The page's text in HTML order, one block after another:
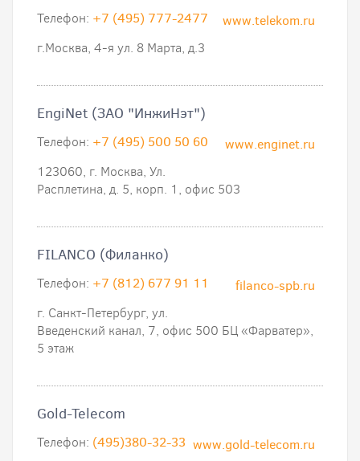
www.telekom.ru
Телефон: +7 (495) 777-2477
г.Москва, 4-я ул. 8 Марта, д.3
EngiNet (ЗАО "ИнжиНэт")
www.enginet.ru
Телефон: +7 (495) 500 50 60
123060, г. Москва, Ул.
Расплетина, д. 5, корп. 1, офис 503
FILANCO (Филанко)
filanco-spb.ru
Телефон: +7 (812) 677 91 11
г. Санкт-Петербург, ул.
Введенский канал, 7, офис 500 БЦ «Фарватер»,
5 этаж
Gold-Telecom
www.gold-telecom.ru
Телефон: (495)380-32-33